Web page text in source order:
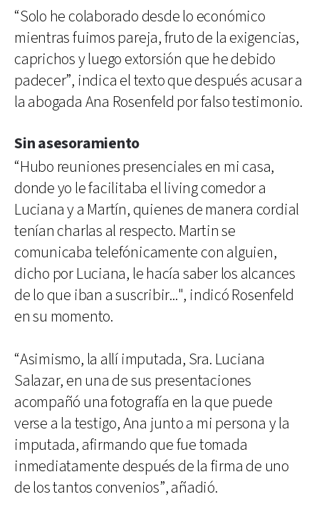
“Solo he colaborado desde lo económico
mientras fuimos pareja, fruto de la exigencias,
caprichos y luego extorsión que he debido
padecer”, indica el texto que después acusar a
la abogada Ana Rosenfeld por falso testimonio.
Sin asesoramiento
“Hubo reuniones presenciales en mi casa,
donde yo le facilitaba el living comedor a
Luciana y a Martín, quienes de manera cordial
tenían charlas al respecto. Martin se
comunicaba telefónicamente con alguien,
dicho por Luciana, le hacía saber los alcances
de lo que iban a suscribir...", indicó Rosenfeld
en su momento.
“Asimismo, la allí imputada, Sra. Luciana
Salazar, en una de sus presentaciones
acompañó una fotografía en la que puede
verse a la testigo, Ana junto a mi persona y la
imputada, afirmando que fue tomada
inmediatamente después de la firma de uno
de los tantos convenios”, añadió.